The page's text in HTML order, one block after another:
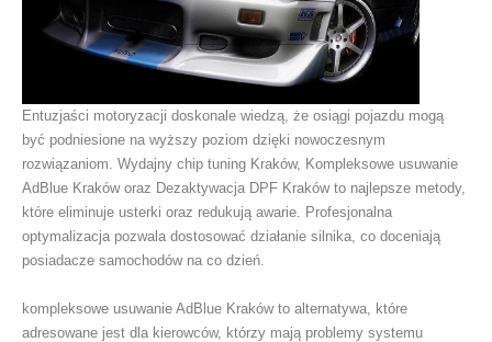
Entuzjaści motoryzacji doskonale wiedzą, że osiągi pojazdu mogą
być podniesione na wyższy poziom dzięki nowoczesnym
rozwiązaniom. Wydajny chip tuning Kraków, Kompleksowe usuwanie
AdBlue Kraków oraz Dezaktywacja DPF Kraków to najlepsze metody,
które eliminuje usterki oraz redukują awarie. Profesjonalna
optymalizacja pozwala dostosować działanie silnika, co doceniają
posiadacze samochodów na co dzień.
kompleksowe usuwanie AdBlue Kraków to alternatywa, które
adresowane jest dla kierowców, którzy mają problemy systemu